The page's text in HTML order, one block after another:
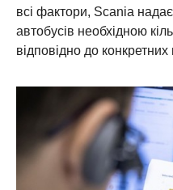
всі фактори, Scania
автобусів необхідною
відповідно до